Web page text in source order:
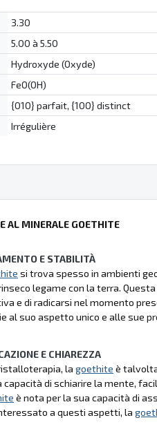
3.30
5.00 à 5.50
Hydroxyde (Oxyde)
FeO(OH)
{010} parfait, {100} distinct
Irrégulière
AL MINERALE GOETHITE
E STABILITÀ
si trova spesso in ambienti
legame con la terra.
e di radicarsi nel momento
al suo aspetto unico e alle sue
E CHIAREZZA
la goethite è
capacità di schiarire la mente,
è nota per la sua capacità di
a questi aspetti, la